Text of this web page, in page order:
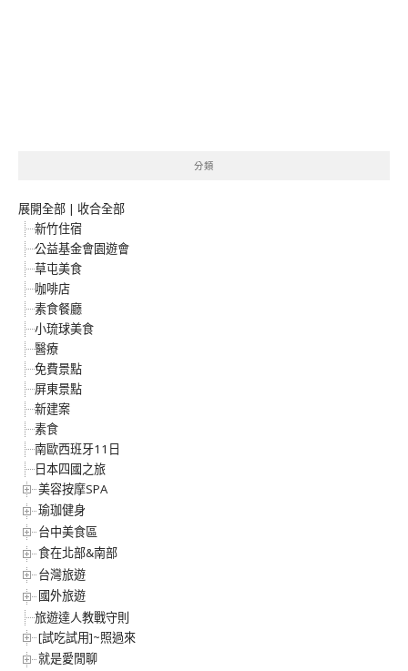
分類
展開全部 | 收合全部
新竹住宿
公益基金會園遊會
草屯美食
咖啡店
素食餐廳
小琉球美食
醫療
免費景點
屏東景點
新建案
素食
南歐西班牙11日
日本四國之旅
美容按摩SPA
瑜珈健身
台中美食區
食在北部&南部
台灣旅遊
國外旅遊
旅遊達人教戰守則
[試吃試用]~照過來
就是愛閒聊